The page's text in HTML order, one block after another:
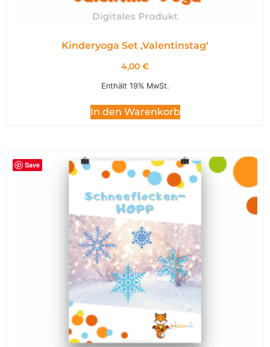
Kinderyoga Set ,Valentinstag‘
4,00 €
Enthält 19% MwSt.
In den Warenkorb
Save